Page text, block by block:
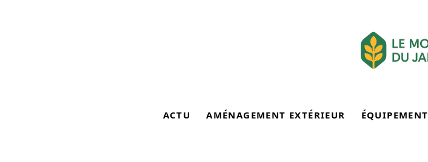
ACTU AMÉNAGEMENT EXTÉRIEUR ÉQUIPEMENT